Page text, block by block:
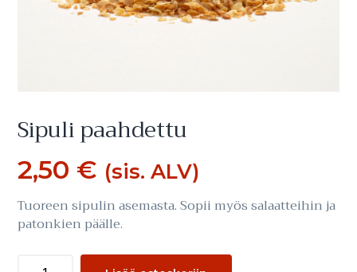
Sipuli paahdettu
2,50 € (sis. ALV)
Tuoreen sipulin asemasta. Sopii myös salaatteihin ja
patonkien päälle.
Sipuli